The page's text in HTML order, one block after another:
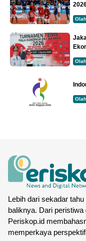
Lebih dari sekadar
baliknya. Dari peristiwa
Periskop.id
memperkaya